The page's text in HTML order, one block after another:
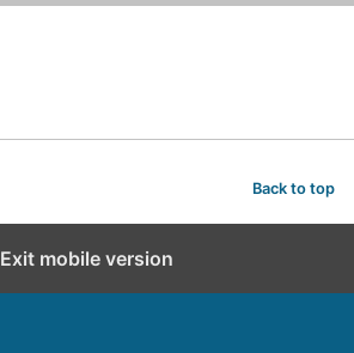
Back to top
Exit mobile version